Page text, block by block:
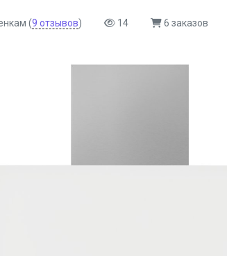
(9 отзывов) 14 6 заказов